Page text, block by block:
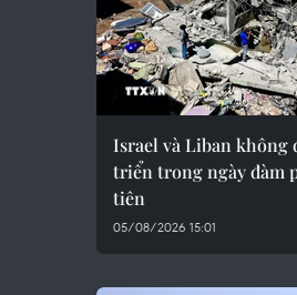
Israel và Liban không
triển trong ngày đàm
tiên
05/08/2026 15:01